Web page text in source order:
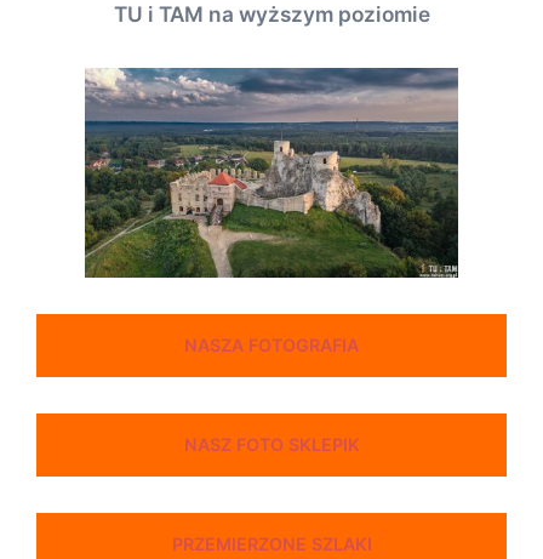
TU i TAM na wyższym poziomie
NASZA FOTOGRAFIA
NASZ FOTO SKLEPIK
PRZEMIERZONE SZLAKI